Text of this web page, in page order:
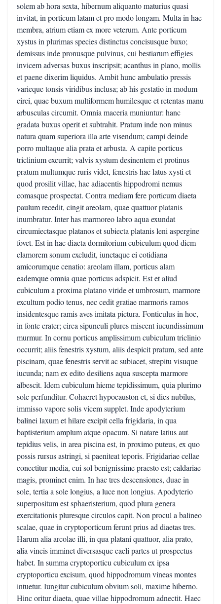
solem ab hora sexta, hibernum aliquanto maturius quasi
invitat, in porticum latam et pro modo longam. Multa in hae
membra, atrium etiam ex more veterum. Ante porticum
xystus in plurimas species distinctus concisusque buxo;
demissus inde pronusque pulvinus, cui bestiarum effigies
invicem adversas buxus inscripsit; acanthus in plano, mollis
et paene dixerim liquidus. Ambit hunc ambulatio pressis
varieque tonsis viridibus inclusa; ab his gestatio in modum
circi, quae buxum multiformem humilesque et retentas manu
arbusculas circumit. Omnia maceria muniuntur: hanc
gradata buxus operit et subtrahit. Pratum inde non minus
natura quam superiora illa arte visendum; campi deinde
porro multaque alia prata et arbusta. A capite porticus
triclinium excurrit; valvis xystum desinentem et protinus
pratum multumque ruris videt, fenestris hac latus xysti et
quod prosilit villae, hac adiacentis hippodromi nemus
comasque prospectat. Contra mediam fere porticum diaeta
paulum recedit, cingit areolam, quae quattuor platanis
inumbratur. Inter has marmoreo labro aqua exundat
circumiectasque platanos et subiecta platanis leni aspergine
fovet. Est in hac diaeta dormitorium cubiculum quod diem
clamorem sonum excludit, iunctaque ei cotidiana
amicorumque cenatio: areolam illam, porticus alam
eademque omnia quae porticus adspicit. Est et aliud
cubiculum a proxima platano viride et umbrosum, marmore
excultum podio tenus, nec cedit gratiae marmoris ramos
insidentesque ramis aves imitata pictura. Fonticulus in hoc,
in fonte crater; circa sipunculi plures miscent iucundissimum
murmur. In cornu porticus amplissimum cubiculum triclinio
occurrit; aliis fenestris xystum, aliis despicit pratum, sed ante
piscinam, quae fenestris servit ac subiacet, strepitu visuque
iucunda; nam ex edito desiliens aqua suscepta marmore
albescit. Idem cubiculum hieme tepidissimum, quia plurimo
sole perfunditur. Cohaeret hypocauston et, si dies nubilus,
immisso vapore solis vicem supplet. Inde apodyterium
balinei laxum et hilare excipit cella frigidaria, in qua
baptisterium amplum atque opacum. Si natare latius aut
tepidius velis, in area piscina est, in proximo puteus, ex quo
possis rursus astringi, si paeniteat teporis. Frigidariae cellae
conectitur media, cui sol benignissime praesto est; caldariae
magis, prominet enim. In hac tres descensiones, duae in
sole, tertia a sole longius, a luce non longius. Apodyterio
superpositum est sphaeristerium, quod plura genera
exercitationis pluresque circulos capit. Non procul a balineo
scalae, quae in cryptoporticum ferunt prius ad diaetas tres.
Harum alia arcolae illi, in qua platani quattuor, alia prato,
alia vineis imminet diversasque caeli partes ut prospectus
habet. In summa cryptoporticu cubiculum ex ipsa
cryptoporticu excisum, quod hippodromum vineas montes
intuetur. Iungitur cubiculum obvium soli, maxime hiberno.
Hinc oritur diaeta, quae villae hippodromum adnectit. Haec